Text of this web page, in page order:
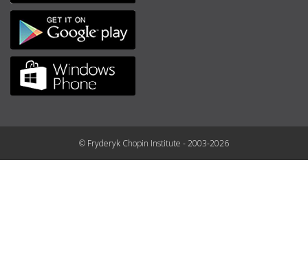
© Fryderyk Chopin Institute - 2003-2026